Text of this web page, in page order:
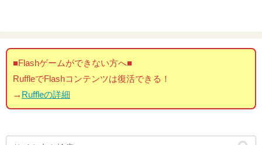
■Flashゲームができない方へ■
RuffleでFlashコンテンツは復活できる！
→ Ruffleの詳細